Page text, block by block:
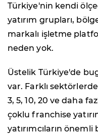
Türkiye'nin kendi
yatırım grupları,
markalı işletme
neden yok.
Üstelik Türkiye'de
var. Farklı
3, 5, 10, 20 ve daha
çoklu franchise
yatırımcıların